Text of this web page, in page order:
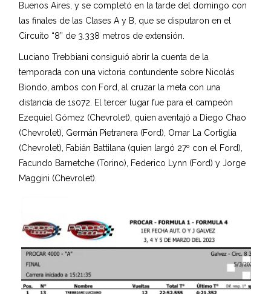
Buenos Aires, y se completó en la tarde del domingo con
las finales de las Clases A y B, que se disputaron en el
Circuito “8” de 3.338 metros de extensión.
Luciano Trebbiani consiguió abrir la cuenta de la
temporada con una victoria contundente sobre Nicolás
Biondo, ambos con Ford, al cruzar la meta con una
distancia de 1s072. El tercer lugar fue para el campeón
Ezequiel Gómez (Chevrolet), quien aventajó a Diego Chao
(Chevrolet), Germán Pietranera (Ford), Omar La Cortiglia
(Chevrolet), Fabián Battilana (quien largó 27º con el Ford),
Facundo Barnetche (Torino), Federico Lynn (Ford) y Jorge
Maggini (Chevrolet).